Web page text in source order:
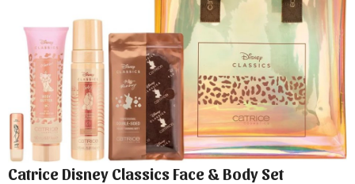
Catrice Disney Classics Face & Body Set